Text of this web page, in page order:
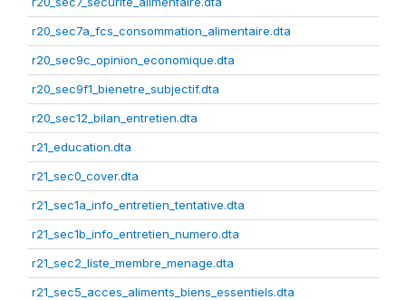
r20_sec7a_fcs_consommation_alimentaire.dta
r20_sec9c_opinion_economique.dta
r20_sec9f1_bienetre_subjectif.dta
r20_sec12_bilan_entretien.dta
r21_education.dta
r21_sec0_cover.dta
r21_sec1a_info_entretien_tentative.dta
r21_sec1b_info_entretien_numero.dta
r21_sec2_liste_membre_menage.dta
r21_sec5_acces_aliments_biens_essentiels.dta